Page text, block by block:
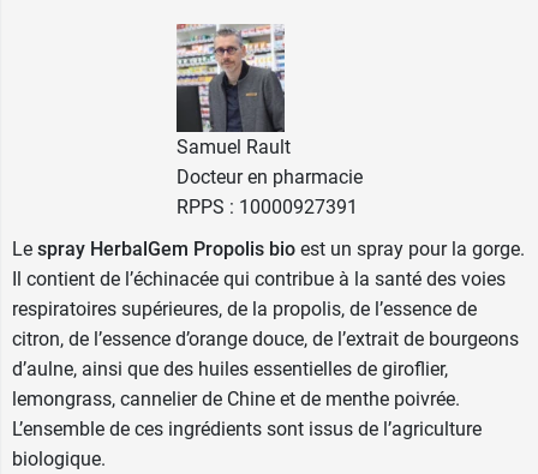
Samuel Rault
Docteur en pharmacie
RPPS : 10000927391
Le spray HerbalGem Propolis bio est un spray pour la gorge.
Il contient de l’échinacée qui contribue à la santé des voies
respiratoires supérieures, de la propolis, de l’essence de
citron, de l’essence d’orange douce, de l’extrait de bourgeons
d’aulne, ainsi que des huiles essentielles de giroflier,
lemongrass, cannelier de Chine et de menthe poivrée.
L’ensemble de ces ingrédients sont issus de l’agriculture
biologique.